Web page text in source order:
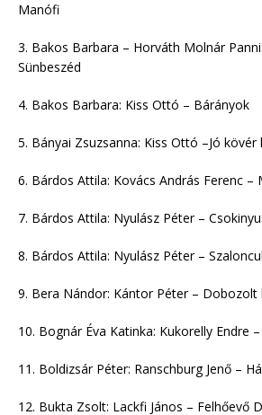
Manófi
3. Bakos Barbara – Horváth Molnár
Sünbeszéd
4. Bakos Barbara: Kiss Ottó – Bárányok
5. Bányai Zsuzsanna: Kiss Ottó –Jó kövér
6. Bárdos Attila: Kovács András Ferenc –
7. Bárdos Attila: Nyulász Péter –
8. Bárdos Attila: Nyulász Péter –
9. Bera Nándor: Kántor Péter – Dobozolt
10. Bognár Éva Katinka: Kukorelly Endre
11. Boldizsár Péter: Ranschburg Jenő –
12. Bukta Zsolt: Lackfi János – Felhőevő